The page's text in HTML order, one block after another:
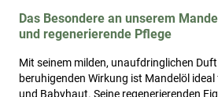
Das Besondere an unserem
und regenerierende Pflege
Mit seinem milden, unaufdringlichen
beruhigenden Wirkung ist Mandelöl
und Babyhaut. Seine regenerierenden